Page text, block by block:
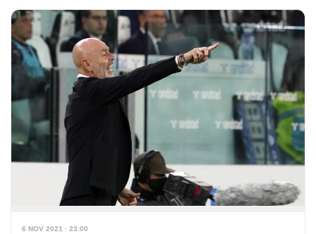
6 NOV 2021 · 23:00